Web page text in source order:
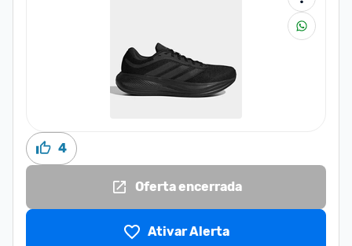
4
Oferta encerrada
Ativar Alerta